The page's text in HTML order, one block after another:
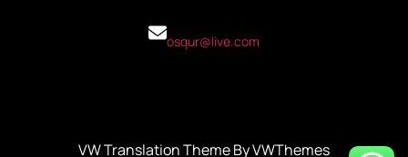
osqur@live.com
VW Translation Theme By VWThemes